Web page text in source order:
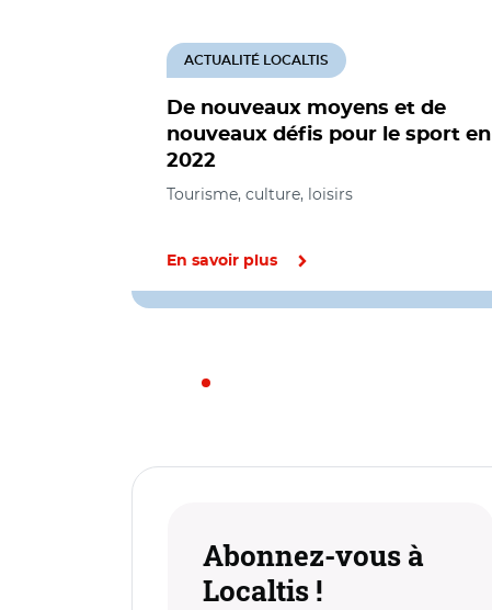
De nouveaux moyens et de
nouveaux défis pour le sport en
2022
ACTUALITÉ LOCALTIS
Tourisme, culture, loisirs
En savoir plus
Abonnez-vous à
Localtis !